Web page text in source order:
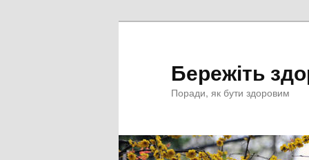
Бережіть
Поради, як бути здоровим